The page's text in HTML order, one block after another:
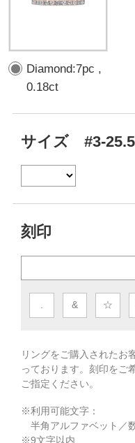
Diamond:7pc ,
0.18ct
サイズ #3-25.5
刻印
. & ☆
リングをご購入されたお
っております。 刻印をご
ご指定ください。
※利用可能文字：
半角アルファベット／
※9文字以内